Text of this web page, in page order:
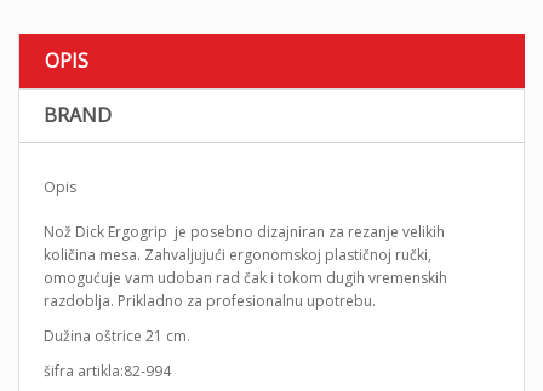
OPIS
BRAND
Opis
Nož Dick Ergogrip je posebno dizajniran za rezanje velikih
količina mesa. Zahvaljujući ergonomskoj plastičnoj ručki,
omogućuje vam udoban rad čak i tokom dugih vremenskih
razdoblja. Prikladno za profesionalnu upotrebu.
Dužina oštrice 21 cm.
šifra artikla:82-994